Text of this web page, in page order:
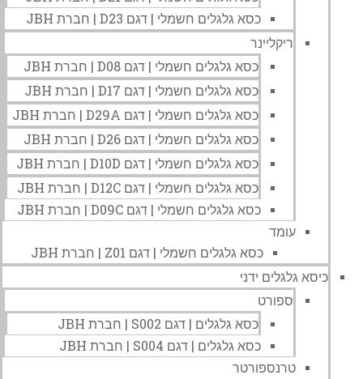
כסא גלגלים חשמלי | דגם D23 | חברת JBH
ריקליינר
כסא גלגלים חשמלי | דגם D08 | חברת JBH
כסא גלגלים חשמלי | דגם D17 | חברת JBH
כסא גלגלים חשמלי | דגם D29A | חברת JBH
כסא גלגלים חשמלי | דגם D26 | חברת JBH
כסא גלגלים חשמלי | דגם D10D | חברת JBH
כסא גלגלים חשמלי | דגם D12C | חברת JBH
כסא גלגלים חשמלי | דגם D09C | חברת JBH
עומד
כסא גלגלים חשמלי | דגם Z01 | חברת JBH
כיסא גלגלים ידני
ספורט
כסא גלגלים | דגם S002 | חברת JBH
כסא גלגלים | דגם S004 | חברת JBH
טרנספורטר